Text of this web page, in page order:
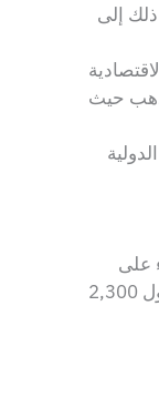
إلى
حيث
على
اطلاع حول سياسات البنوك المركزية، والإصدارات الاقتصادية، والتطورات الجيوسياسية لاتخاذ قرارات مستنيرة. سيكون من الضروري مراقبة مستوى الدعم الرئيسي حول 2,300